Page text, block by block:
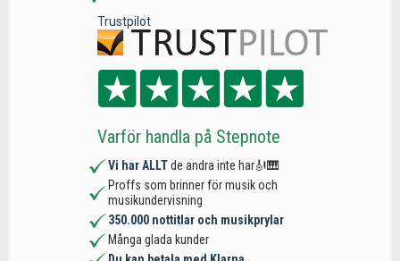
Trustpilot
Varför handla på Stepnote
Vi har ALLTde andra inte har🎻🎹
Proffs som brinner för musik och
musikundervisning
350.000 nottitlar och musikprylar
Många glada kunder